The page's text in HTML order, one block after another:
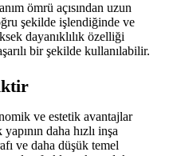
ömrü açısından uzun
şekilde işlendiğinde ve
dayanıklılık özelliği
bir şekilde kullanılabilir.
ve estetik avantajlar
daha hızlı inşa
ve daha düşük temel